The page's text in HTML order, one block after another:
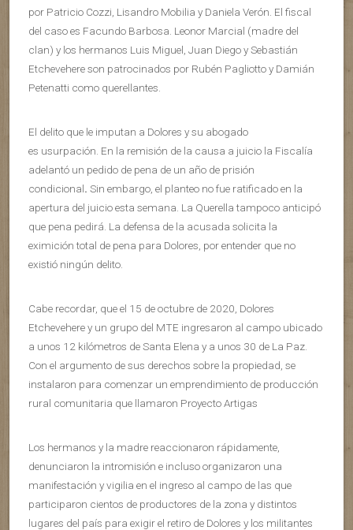
por Patricio Cozzi, Lisandro Mobilia y Daniela Verón. El fiscal
del caso es Facundo Barbosa. Leonor Marcial (madre del
clan) y los hermanos Luis Miguel, Juan Diego y Sebastián
Etchevehere son patrocinados por Rubén Pagliotto y Damián
Petenatti como querellantes.
El delito que le imputan a Dolores y su abogado
es usurpación. En la remisión de la causa a juicio la Fiscalía
adelantó un pedido de pena de un año de prisión
condicional. Sin embargo, el planteo no fue ratificado en la
apertura del juicio esta semana. La Querella tampoco anticipó
que pena pedirá. La defensa de la acusada solicita la
eximición total de pena para Dolores, por entender que no
existió ningún delito.
Cabe recordar, que el 15 de octubre de 2020, Dolores
Etchevehere y un grupo del MTE ingresaron al campo ubicado
a unos 12 kilómetros de Santa Elena y a unos 30 de La Paz.
Con el argumento de sus derechos sobre la propiedad, se
instalaron para comenzar un emprendimiento de producción
rural comunitaria que llamaron Proyecto Artigas
Los hermanos y la madre reaccionaron rápidamente,
denunciaron la intromisión e incluso organizaron una
manifestación y vigilia en el ingreso al campo de las que
participaron cientos de productores de la zona y distintos
lugares del país para exigir el retiro de Dolores y los militantes